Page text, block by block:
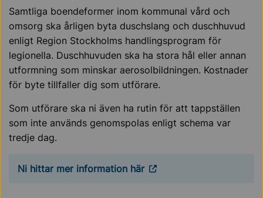
Samtliga boendeformer inom kommunal vård och
omsorg ska årligen byta duschslang och duschhuvud
enligt Region Stockholms handlingsprogram för
legionella. Duschhuvuden ska ha stora hål eller annan
utformning som minskar aerosolbildningen. Kostnader
för byte tillfaller dig som utförare.
Som utförare ska ni även ha rutin för att tappställen
som inte används genomspolas enligt schema var
tredje dag.
Ni hittar mer information här